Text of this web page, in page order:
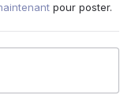
pour poster.